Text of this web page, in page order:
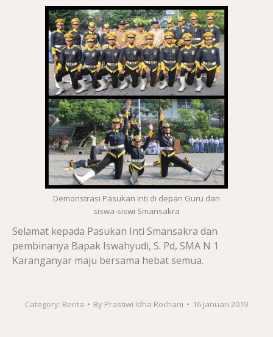
Demonstrasi Pasukan Inti di depan Guru dan
siswa-siswi Smansakra
Selamat kepada Pasukan Inti Smansakra dan
pembinanya Bapak Iswahyudi, S. Pd, SMA N 1
Karanganyar maju bersama hebat semua.
Category: Berita By Prastiwi Idha Rochani 16 Januari 2019